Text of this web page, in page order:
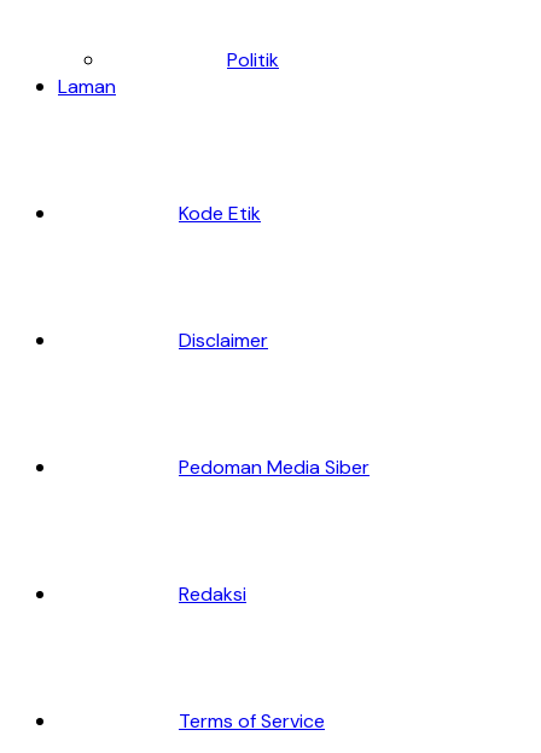
Politik
Laman
Kode Etik
Disclaimer
Pedoman Media Siber
Redaksi
Terms of Service